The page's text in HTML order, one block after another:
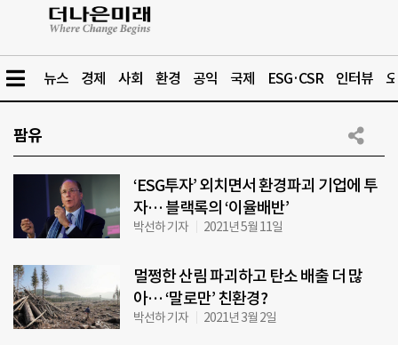
뉴스 경제 사회 환경 공익 국제 ESG·CSR 인터뷰
팜유
‘ESG투자’ 외치면서 환경파괴 기업에 투
자… 블랙록의 ‘이율배반’
박선하 기자 2021년 5월 11일
멀쩡한 산림 파괴하고 탄소 배출 더 많
아… ‘말로만’ 친환경?
박선하 기자 2021년 3월 2일